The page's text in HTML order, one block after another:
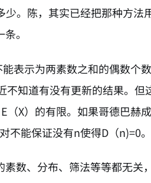
。陈，其实已经把那种方
。
表示为两素数之和的偶数个
知道有没有更新的结果。
（X）的有限。如果哥德巴赫
能保证没有n使得D（n)=0。
数、分布、筛法等等都无